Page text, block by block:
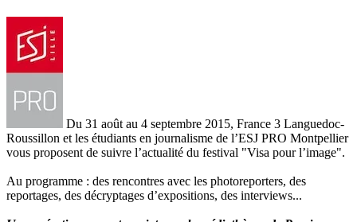
Du 31 août au 4 septembre 2015, France 3 Languedoc-
Roussillon et les étudiants en journalisme de l’ESJ PRO Montpellier
vous proposent de suivre l’actualité du festival "Visa pour l’image".
Au programme : des rencontres avec les photoreporters, des
reportages, des décryptages d’expositions, des interviews...